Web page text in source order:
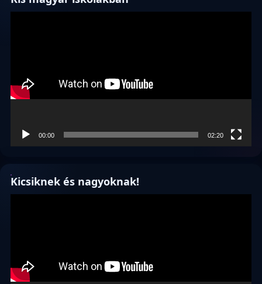
00:00 02:20
Kicsiknek és nagyoknak!